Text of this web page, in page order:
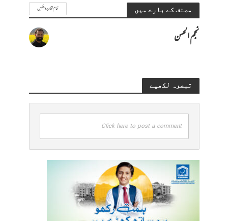
مصنف کے بارے میں تمام تحاریر دیکھیں
نجم الحسن
تبصرہ لکھیے
Click here to post a comment